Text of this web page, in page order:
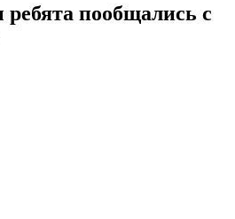
пообщались с